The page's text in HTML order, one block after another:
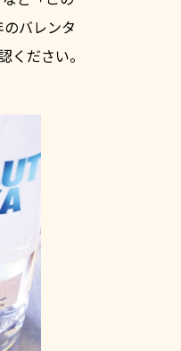
バレンタ
ださい。